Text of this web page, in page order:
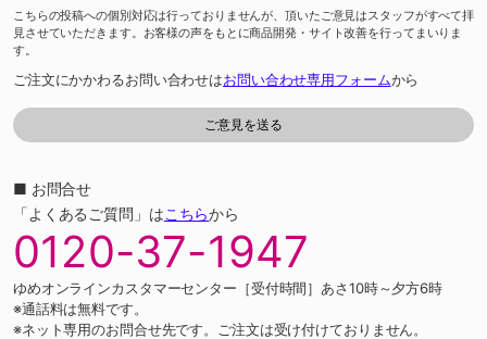
こちらの投稿への個別対応は行っておりませんが、頂いたご意見はスタッフがすべて拝
見させていただきます。お客様の声をもとに商品開発・サイト改善を行ってまいりま
す。
ご注文にかかわるお問い合わせはお問い合わせ専用フォームから
■ お問合せ
「よくあるご質問」はこちらから
0120-37-1947
ゆめオンラインカスタマーセンター［受付時間］あさ10時～夕方6時
※通話料は無料です。
※ネット専用のお問合せ先です。ご注文は受け付けておりません。